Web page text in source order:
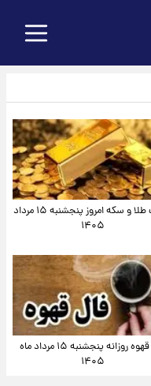
قیمت طلا و سکه امروز پنجشنبه ۱۵ مرداد
۱۴۰۵
فال قهوه روزانه پنجشنبه ۱۵ مرداد ماه
۱۴۰۵